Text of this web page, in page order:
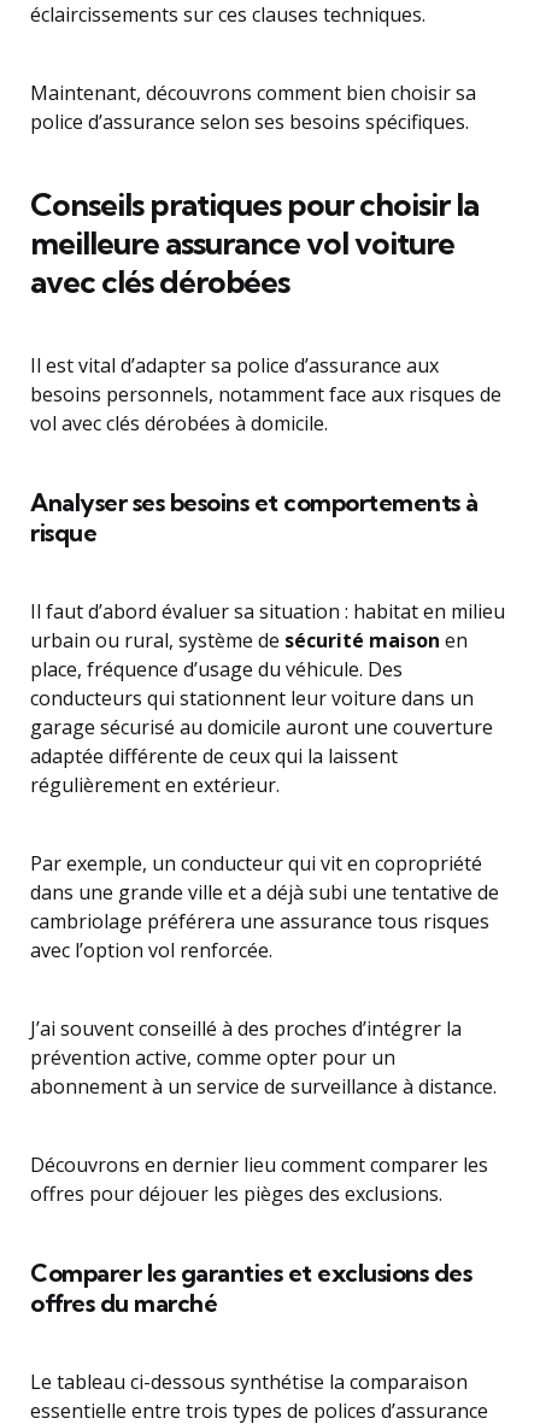
éclaircissements sur ces clauses techniques.
Maintenant, découvrons comment bien choisir sa
police d’assurance selon ses besoins spécifiques.
Conseils pratiques pour choisir la
meilleure assurance vol voiture
avec clés dérobées
Il est vital d’adapter sa police d’assurance aux
besoins personnels, notamment face aux risques de
vol avec clés dérobées à domicile.
Analyser ses besoins et comportements à
risque
Il faut d’abord évaluer sa situation : habitat en milieu
urbain ou rural, système de sécurité maison en
place, fréquence d’usage du véhicule. Des
conducteurs qui stationnent leur voiture dans un
garage sécurisé au domicile auront une couverture
adaptée différente de ceux qui la laissent
régulièrement en extérieur.
Par exemple, un conducteur qui vit en copropriété
dans une grande ville et a déjà subi une tentative de
cambriolage préférera une assurance tous risques
avec l’option vol renforcée.
J’ai souvent conseillé à des proches d’intégrer la
prévention active, comme opter pour un
abonnement à un service de surveillance à distance.
Découvrons en dernier lieu comment comparer les
offres pour déjouer les pièges des exclusions.
Comparer les garanties et exclusions des
offres du marché
Le tableau ci-dessous synthétise la comparaison
essentielle entre trois types de polices d’assurance